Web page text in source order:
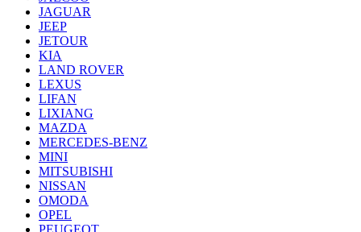
JAGUAR
JEEP
JETOUR
KIA
LAND ROVER
LEXUS
LIFAN
LIXIANG
MAZDA
MERCEDES-BENZ
MINI
MITSUBISHI
NISSAN
OMODA
OPEL
PEUGEOT